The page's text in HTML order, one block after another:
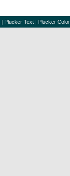
| Plucker Text | Plucker Color